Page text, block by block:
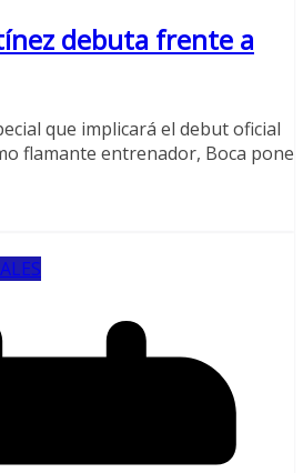
debuta frente a
que implicará el debut oficial
flamante entrenador, Boca pone